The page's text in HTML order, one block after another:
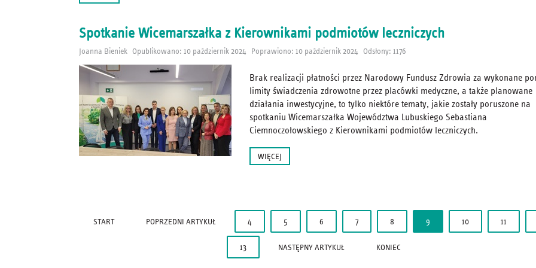
Spotkanie Wicemarszałka z Kierownikami podmiotów leczniczych
Joanna Bieniek Opublikowano: 10 październik 2024 Poprawiono: 10 październik 2024 Odsłony: 1176
Brak realizacji płatności przez Narodowy Fundusz Zdrowia za wykonane
limity świadczenia zdrowotne przez placówki medyczne, a także planowane
działania inwestycyjne, to tylko niektóre tematy, jakie zostały poruszone na
spotkaniu Wicemarszałka Województwa Lubuskiego Sebastiana
Ciemnoczołowskiego z Kierownikami podmiotów leczniczych.
WIĘCEJ
START POPRZEDNI ARTYKUŁ 4 5 6 7 8 9 10 11
13 NASTĘPNY ARTYKUŁ KONIEC